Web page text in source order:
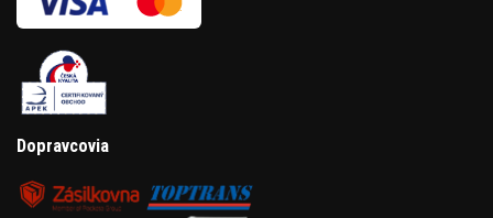
Dopravcovia